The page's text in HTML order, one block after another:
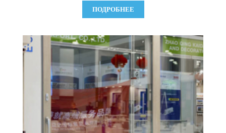
ПОДРОБНЕЕ